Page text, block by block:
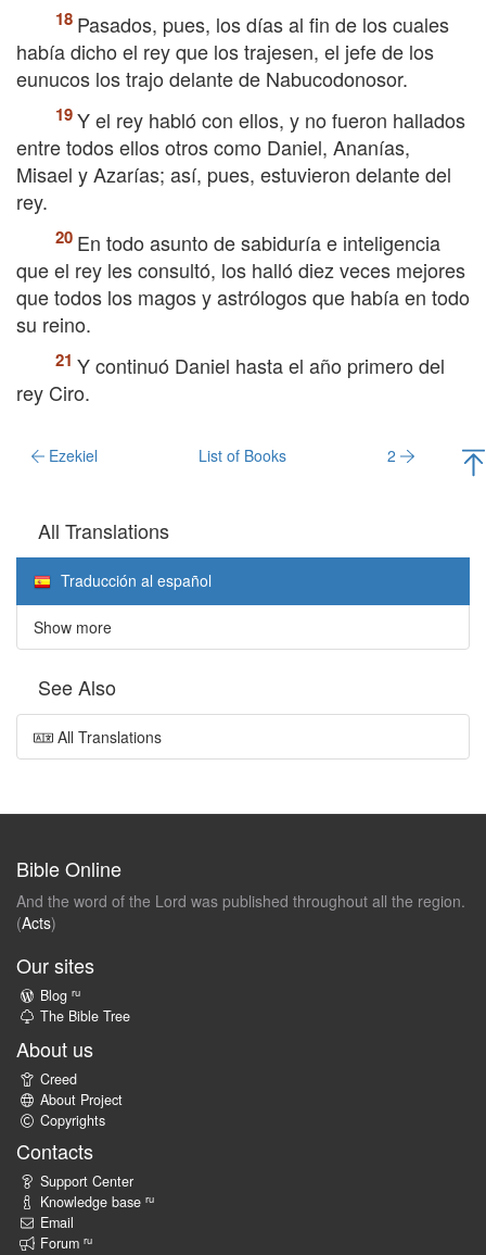
Pasados, pues, los días al fin de los cuales
había dicho el rey que los trajesen, el jefe de los
eunucos los trajo delante de Nabucodonosor.
Y el rey habló con ellos, y no fueron hallados
entre todos ellos otros como Daniel, Ananías,
Misael y Azarías; así, pues, estuvieron delante del
rey.
En todo asunto de sabiduría e inteligencia
que el rey les consultó, los halló diez veces mejores
que todos los magos y astrólogos que había en todo
su reino.
Y continuó Daniel hasta el año primero del
rey Ciro.
Ezekiel List of Books 2
All Translations
Traducción al español
Show more
See Also
All Translations
Bible Online
And the word of the Lord was published throughout all the region.
(Acts)
Our sites
Blog ru
The Bible Tree
About us
Creed
About Project
Copyrights
Contacts
Support Center
Knowledge base ru
Email
Forum ru